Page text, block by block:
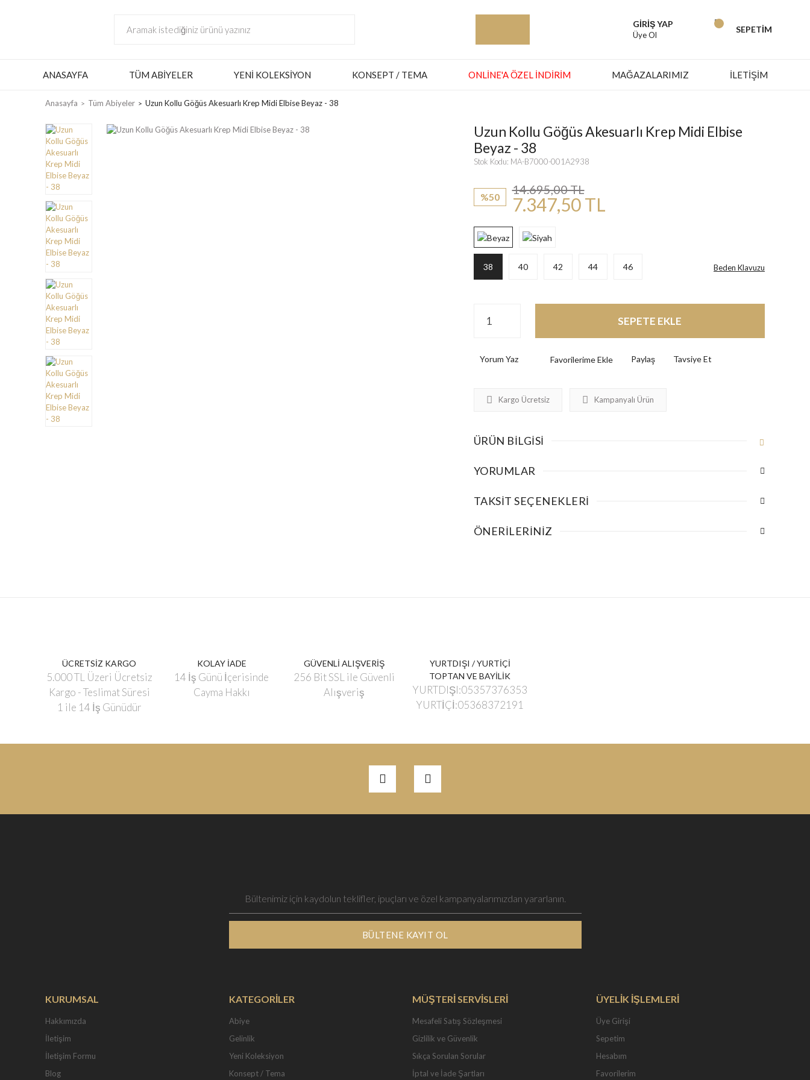
GİRİŞ YAP
Üye Ol
SEPETİM
ANASAYFA TÜM ABIYELER YENI KOLEKSIYON KONSEPT / TEMA ONLINE'A ÖZEL İNDIRIM MAĞAZALARIMIZ İLETİŞİM
Anasayfa Tüm Abiyeler Uzun Kollu Göğüs Akesuarlı Krep Midi Elbise Beyaz - 38
Uzun Kollu Göğüs Akesuarlı Krep Midi Elbise
Beyaz - 38
Stok Kodu: MA-B7000-001A2938
%50
14.695,00 TL
7.347,50 TL
38 40 42 44 46 Beden Klavuzu
SEPETE EKLE
Yorum Yaz Paylaş Tavsiye Et
Kargo Ücretsiz Kampanyalı Ürün
ÜRÜN BILGISI
YORUMLAR
TAKSIT SEÇENEKLERI
ÖNERILERINIZ
ÜCRETSİZ KARGO
5.000 TL Üzeri Ücretsiz
Kargo - Teslimat Süresi
1 ile 14 İş Günüdür
KOLAY İADE
14 İş Günü İçerisinde
Cayma Hakkı
GÜVENLİ ALIŞVERİŞ
256 Bit SSL ile Güvenli
Alışveriş
YURTDIŞI / YURTİÇİ
TOPTAN VE BAYİLİK
YURTDIŞI:05357376353
YURTİÇİ:05368372191
BÜLTENE KAYIT OL
KURUMSAL
Hakkımızda
İletişim
İletişim Formu
Blog
KATEGORİLER
Abiye
Gelinlik
Yeni Koleksiyon
Konsept / Tema
MÜŞTERİ SERVİSLERİ
Mesafeli Satış Sözleşmesi
Gizlilik ve Güvenlik
Sıkça Sorulan Sorular
İptal ve İade Şartları
ÜYELİK İŞLEMLERİ
Üye Girişi
Sepetim
Hesabım
Favorilerim